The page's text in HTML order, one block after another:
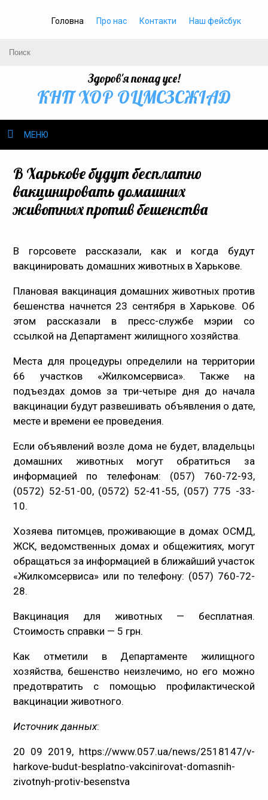
Головна Про нас Контакти Наш фейсбук
Здоров'я понад усе!
КНП ХОР ОЦМСЗСЖIАД
МЕНЮ
Громадське здоров’я
Громадянам
Документи
Контакти
Карта сайта
В Харькове будут бесплатно
вакцинировать домашних
животных против бешенства
В горсовете рассказали, как и когда будут
вакцинировать домашних животных в Харькове.
Плановая вакцинация домашних животных против
бешенства начнется 23 сентября в Харькове. Об
этом рассказали в пресс-службе мэрии со
ссылкой на Департамент жилищного хозяйства.
Места для процедуры определили на территории
66 участков «Жилкомсервиса». Также на
подъездах домов за три-четыре дня до начала
вакцинации будут развешивать объявления о дате,
месте и времени ее проведения.
Если объявлений возле дома не будет, владельцы
домашних животных могут обратиться за
информацией по телефонам: (057) 760-72-93,
(0572) 52-51-00, (0572) 52-41-55, (057) 775 -33-
10.
Хозяева питомцев, проживающие в домах ОСМД,
ЖСК, ведомственных домах и общежитиях, могут
обращаться за информацией в ближайший участок
«Жилкомсервиса» или по телефону: (057) 760-72-
28.
Вакцинация для животных — бесплатная.
Стоимость справки — 5 грн.
Как отметили в Департаменте жилищного
хозяйства, бешенство неизлечимо, но его можно
предотвратить с помощью профилактической
вакцинации животного.
Источник данных:
20 09 2019, https://www.057.ua/news/2518147/v-
harkove-budut-besplatno-vakcinirovat-domasnih-
zivotnyh-protiv-besenstva